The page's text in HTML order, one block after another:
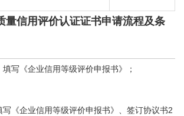
量信用评价认证证书申请流程及条
写《企业信用等级评价申报书》；
写《企业信用等级评价申报书》、签订协议书2